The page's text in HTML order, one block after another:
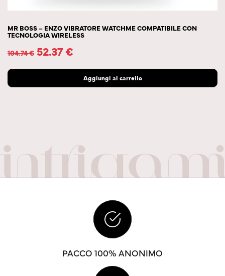
MR BOSS – ENZO VIBRATORE WATCHME COMPATIBILE CON
TECNOLOGIA WIRELESS
104.74€ 52.37€
Aggiungi al carrello
PACCO 100% ANONIMO